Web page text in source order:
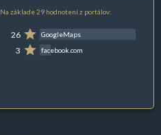
Na základe 29 hodnotení z portálov:
26 GoogleMaps
3 facebook.com